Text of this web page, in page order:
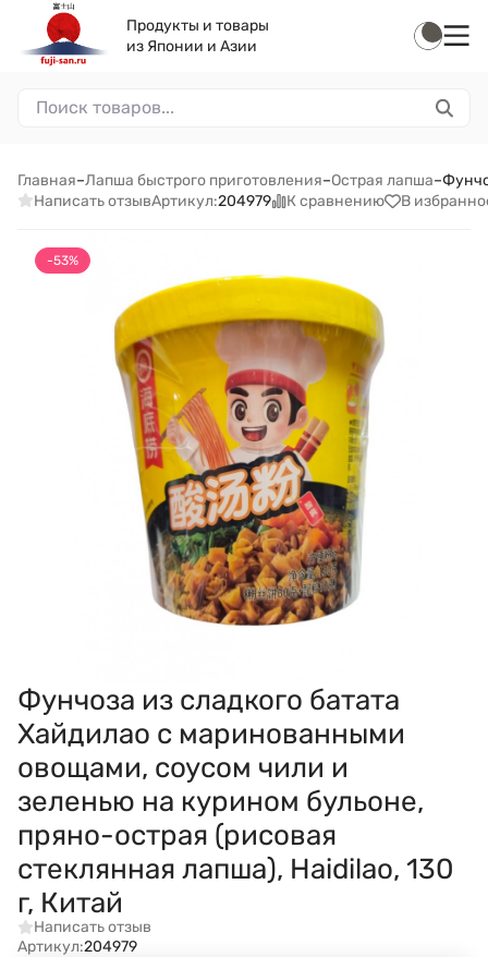
Продукты и товары
из Японии и Азии
Главная–Лапша быстрого приготовления–Острая лапша–
Написать отзывАртикул:204979 К сравнению В
-53%
Фунчоза из сладкого батата
Хайдилао с маринованными
овощами, соусом чили и
зеленью на курином бульоне,
пряно-острая (рисовая
стеклянная лапша), Haidilao, 130
г, Китай
Написать отзыв
Артикул:204979